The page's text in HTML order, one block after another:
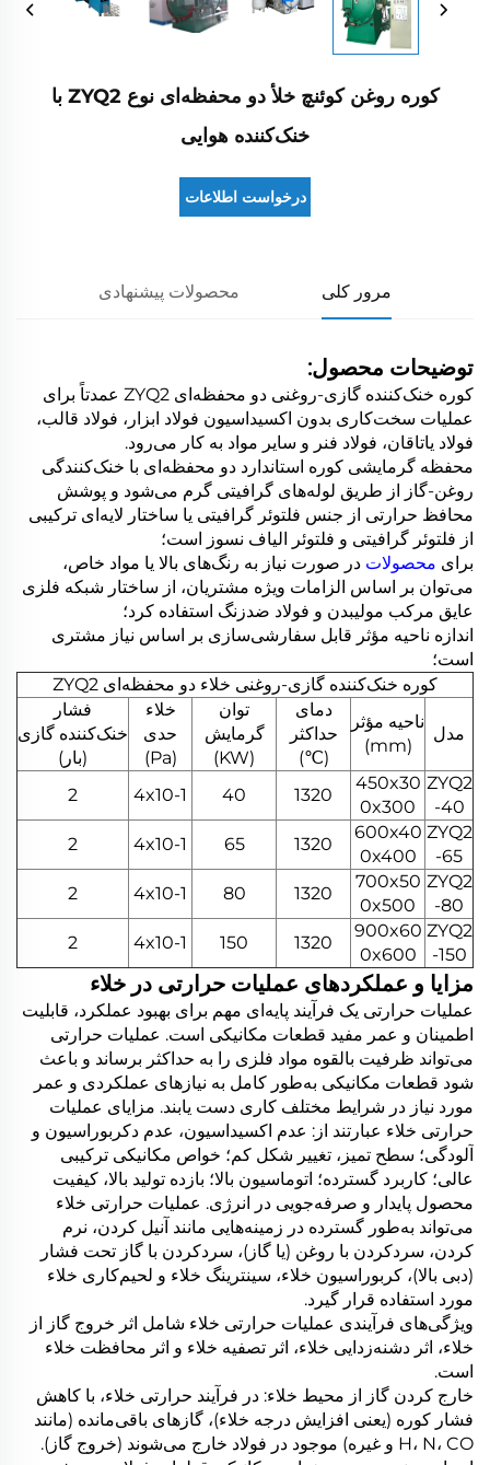
کوره روغن کوئنچ خلأ دو محفظه‌ای نوع ZYQ2 با
خنک‌کننده هوایی
درخواست اطلاعات
مرور کلی محصولات پیشنهادی
توضیحات محصول:
کوره خنک‌کننده گازی-روغنی دو محفظه‌ای ZYQ2 عمدتاً برای
عملیات سخت‌کاری بدون اکسیداسیون فولاد ابزار، فولاد قالب،
فولاد یاتاقان، فولاد فنر و سایر مواد به کار می‌رود.
محفظه گرمایشی کوره استاندارد دو محفظه‌ای با خنک‌کنندگی
روغن-گاز از طریق لوله‌های گرافیتی گرم می‌شود و پوشش
محافظ حرارتی از جنس فلتوئر گرافیتی یا ساختار لایه‌ای ترکیبی
از فلتوئر گرافیتی و فلتوئر الیاف نسوز است؛
برای محصولات در صورت نیاز به رنگ‌های بالا یا مواد خاص،
می‌توان بر اساس الزامات ویژه مشتریان، از ساختار شبکه فلزی
عایق مرکب مولیبدن و فولاد ضدزنگ استفاده کرد؛
اندازه ناحیه مؤثر قابل سفارشی‌سازی بر اساس نیاز مشتری
است؛
کوره خنک‌کننده گازی-روغنی خلاء دو محفظه‌ای ZYQ2
مدل
ناحیه مؤثر
(mm)
دمای
حداکثر
(℃)
توان
گرمایش
(KW)
خلاء
حدی
(Pa)
فشار
خنک‌کننده گازی
(بار)
ZYQ2
-40
450x30
0x300
1320
40
4x10-1
2
ZYQ2
-65
600x40
0x400
1320
65
4x10-1
2
ZYQ2
-80
700x50
0x500
1320
80
4x10-1
2
ZYQ2
-150
900x60
0x600
1320
150
4x10-1
2
مزایا و عملکردهای عملیات حرارتی در خلاء
عملیات حرارتی یک فرآیند پایه‌ای مهم برای بهبود عملکرد، قابلیت
اطمینان و عمر مفید قطعات مکانیکی است. عملیات حرارتی
می‌تواند ظرفیت بالقوه مواد فلزی را به حداکثر برساند و باعث
شود قطعات مکانیکی به‌طور کامل به نیازهای عملکردی و عمر
مورد نیاز در شرایط مختلف کاری دست یابند. مزایای عملیات
حرارتی خلاء عبارتند از: عدم اکسیداسیون، عدم دکربوراسیون و
آلودگی؛ سطح تمیز، تغییر شکل کم؛ خواص مکانیکی ترکیبی
عالی؛ کاربرد گسترده؛ اتوماسیون بالا؛ بازده تولید بالا، کیفیت
محصول پایدار و صرفه‌جویی در انرژی. عملیات حرارتی خلاء
می‌تواند به‌طور گسترده در زمینه‌هایی مانند آنیل کردن، نرم
کردن، سردکردن با روغن (یا گاز)، سردکردن با گاز تحت فشار
(دبی بالا)، کربوراسیون خلاء، سینترینگ خلاء و لحیم‌کاری خلاء
مورد استفاده قرار گیرد.
ویژگی‌های فرآیندی عملیات حرارتی خلاء شامل اثر خروج گاز از
خلاء، اثر دشنه‌زدایی خلاء، اثر تصفیه خلاء و اثر محافظت خلاء
است.
خارج کردن گاز از محیط خلاء: در فرآیند حرارتی خلاء، با کاهش
فشار کوره (یعنی افزایش درجه خلاء)، گازهای باقی‌مانده (مانند
H، N، CO و غیره) موجود در فولاد خارج می‌شوند (خروج گاز).